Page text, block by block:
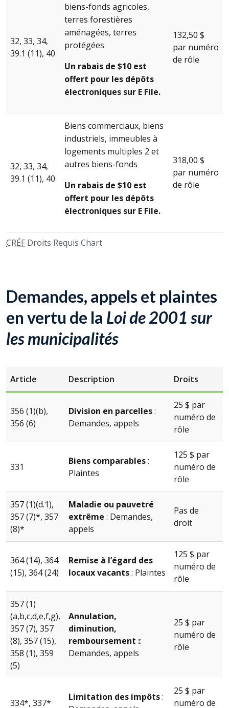
CRÉF Droits Requis Chart
32, 33, 34,
39.1 (11), 40
biens-fonds agricoles,
terres forestières
aménagées, terres
protégées
Un rabais de $10 est
offert pour les dépôts
électroniques sur E File.
132,50 $
par numéro
de rôle
32, 33, 34,
39.1 (11), 40
Biens commerciaux, biens
industriels, immeubles à
logements multiples 2 et
autres biens-fonds
Un rabais de $10 est
offert pour les dépôts
électroniques sur E File.
318,00 $
par numéro
de rôle
Demandes, appels et plaintes
en vertu de la Loi de 2001 sur
les municipalités
Article Description Droits
356 (1)(b),
356 (6)
Division en parcelles:
Demandes, appels
25 $ par
numéro de
rôle
331
Biens comparables:
Plaintes
125 $ par
numéro de
rôle
357 (1)(d.1),
357 (7)*, 357
(8)*
Maladie ou pauvetré
extrême : Demandes,
appels
Pas de
droit
364 (14), 364
(15), 364 (24)
Remise à l’égard des
locaux vacants: Plaintes
125 $ par
numéro de
rôle
357 (1)
(a,b,c,d,e,f,g),
357 (7), 357
(8), 357 (15),
358 (1), 359
(5)
Annulation,
diminution,
remboursement ::
Demandes, appels
25 $ par
numéro de
rôle
334*, 337*
Limitation des impôts:
25 $ par
numéro de